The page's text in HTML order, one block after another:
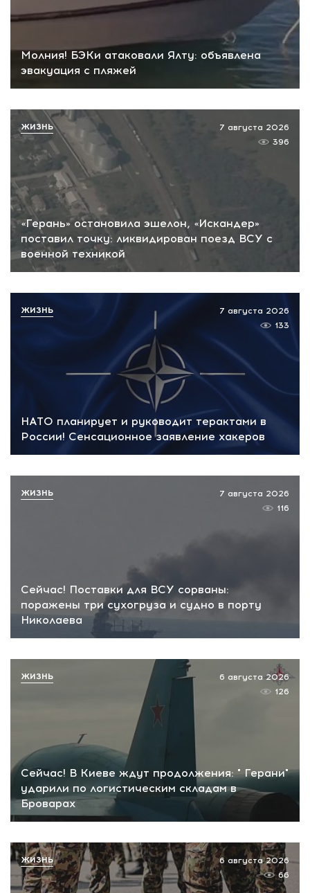
Молния! БЭКи атаковали Ялту: объявлена
эвакуация с пляжей
«Герань» остановила эшелон, «Искандер»
поставил точку: ликвидирован поезд ВСУ с
военной техникой
7 августа 2026
396
ЖИЗНЬ
НАТО планирует и руководит терактами в
России! Сенсационное заявление хакеров
7 августа 2026
133
ЖИЗНЬ
Сейчас! Поставки для ВСУ сорваны:
поражены три сухогруза и судно в порту
Николаева
7 августа 2026
116
ЖИЗНЬ
Сейчас! В Киеве ждут продолжения: " Герани"
ударили по логистическим складам в
Броварах
6 августа 2026
126
ЖИЗНЬ
6 августа 2026
66
ЖИЗНЬ